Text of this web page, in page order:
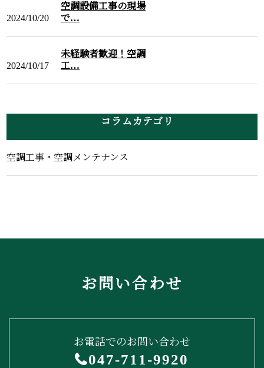
2024/10/20
空調設備工事の現場
で…
2024/10/17
未経験者歓迎！空調
工…
コラムカテゴリ
空調工事・空調メンテナンス
お問い合わせ
お電話でのお問い合わせ
047-711-9920